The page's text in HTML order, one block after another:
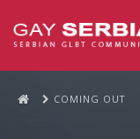
COMING OUT